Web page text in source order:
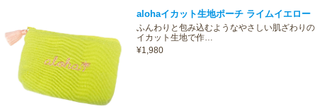
alohaイカット生地ポーチ ライムイエロー
ふんわりと包み込むようなやさしい肌ざわりの
イカット生地で作…
¥1,980